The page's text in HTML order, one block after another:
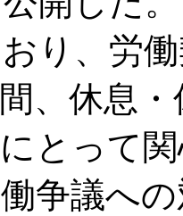
り、労
、休息
とって
争議へ